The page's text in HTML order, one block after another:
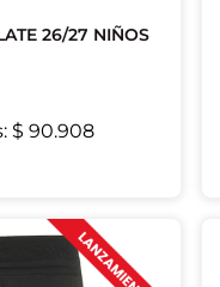
26/27 NIÑOS
$ 90.908
13/14A